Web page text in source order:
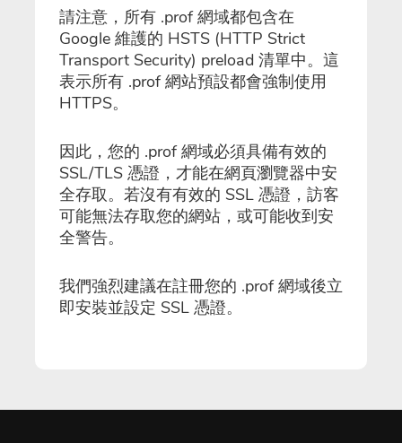
請注意，所有 .prof 網域都包含在
Google 維護的 HSTS (HTTP Strict
Transport Security) preload 清單中。這
表示所有 .prof 網站預設都會強制使用
HTTPS。
因此，您的 .prof 網域必須具備有效的
SSL/TLS 憑證，才能在網頁瀏覽器中安
全存取。若沒有有效的 SSL 憑證，訪客
可能無法存取您的網站，或可能收到安
全警告。
我們強烈建議在註冊您的 .prof 網域後立
即安裝並設定 SSL 憑證。